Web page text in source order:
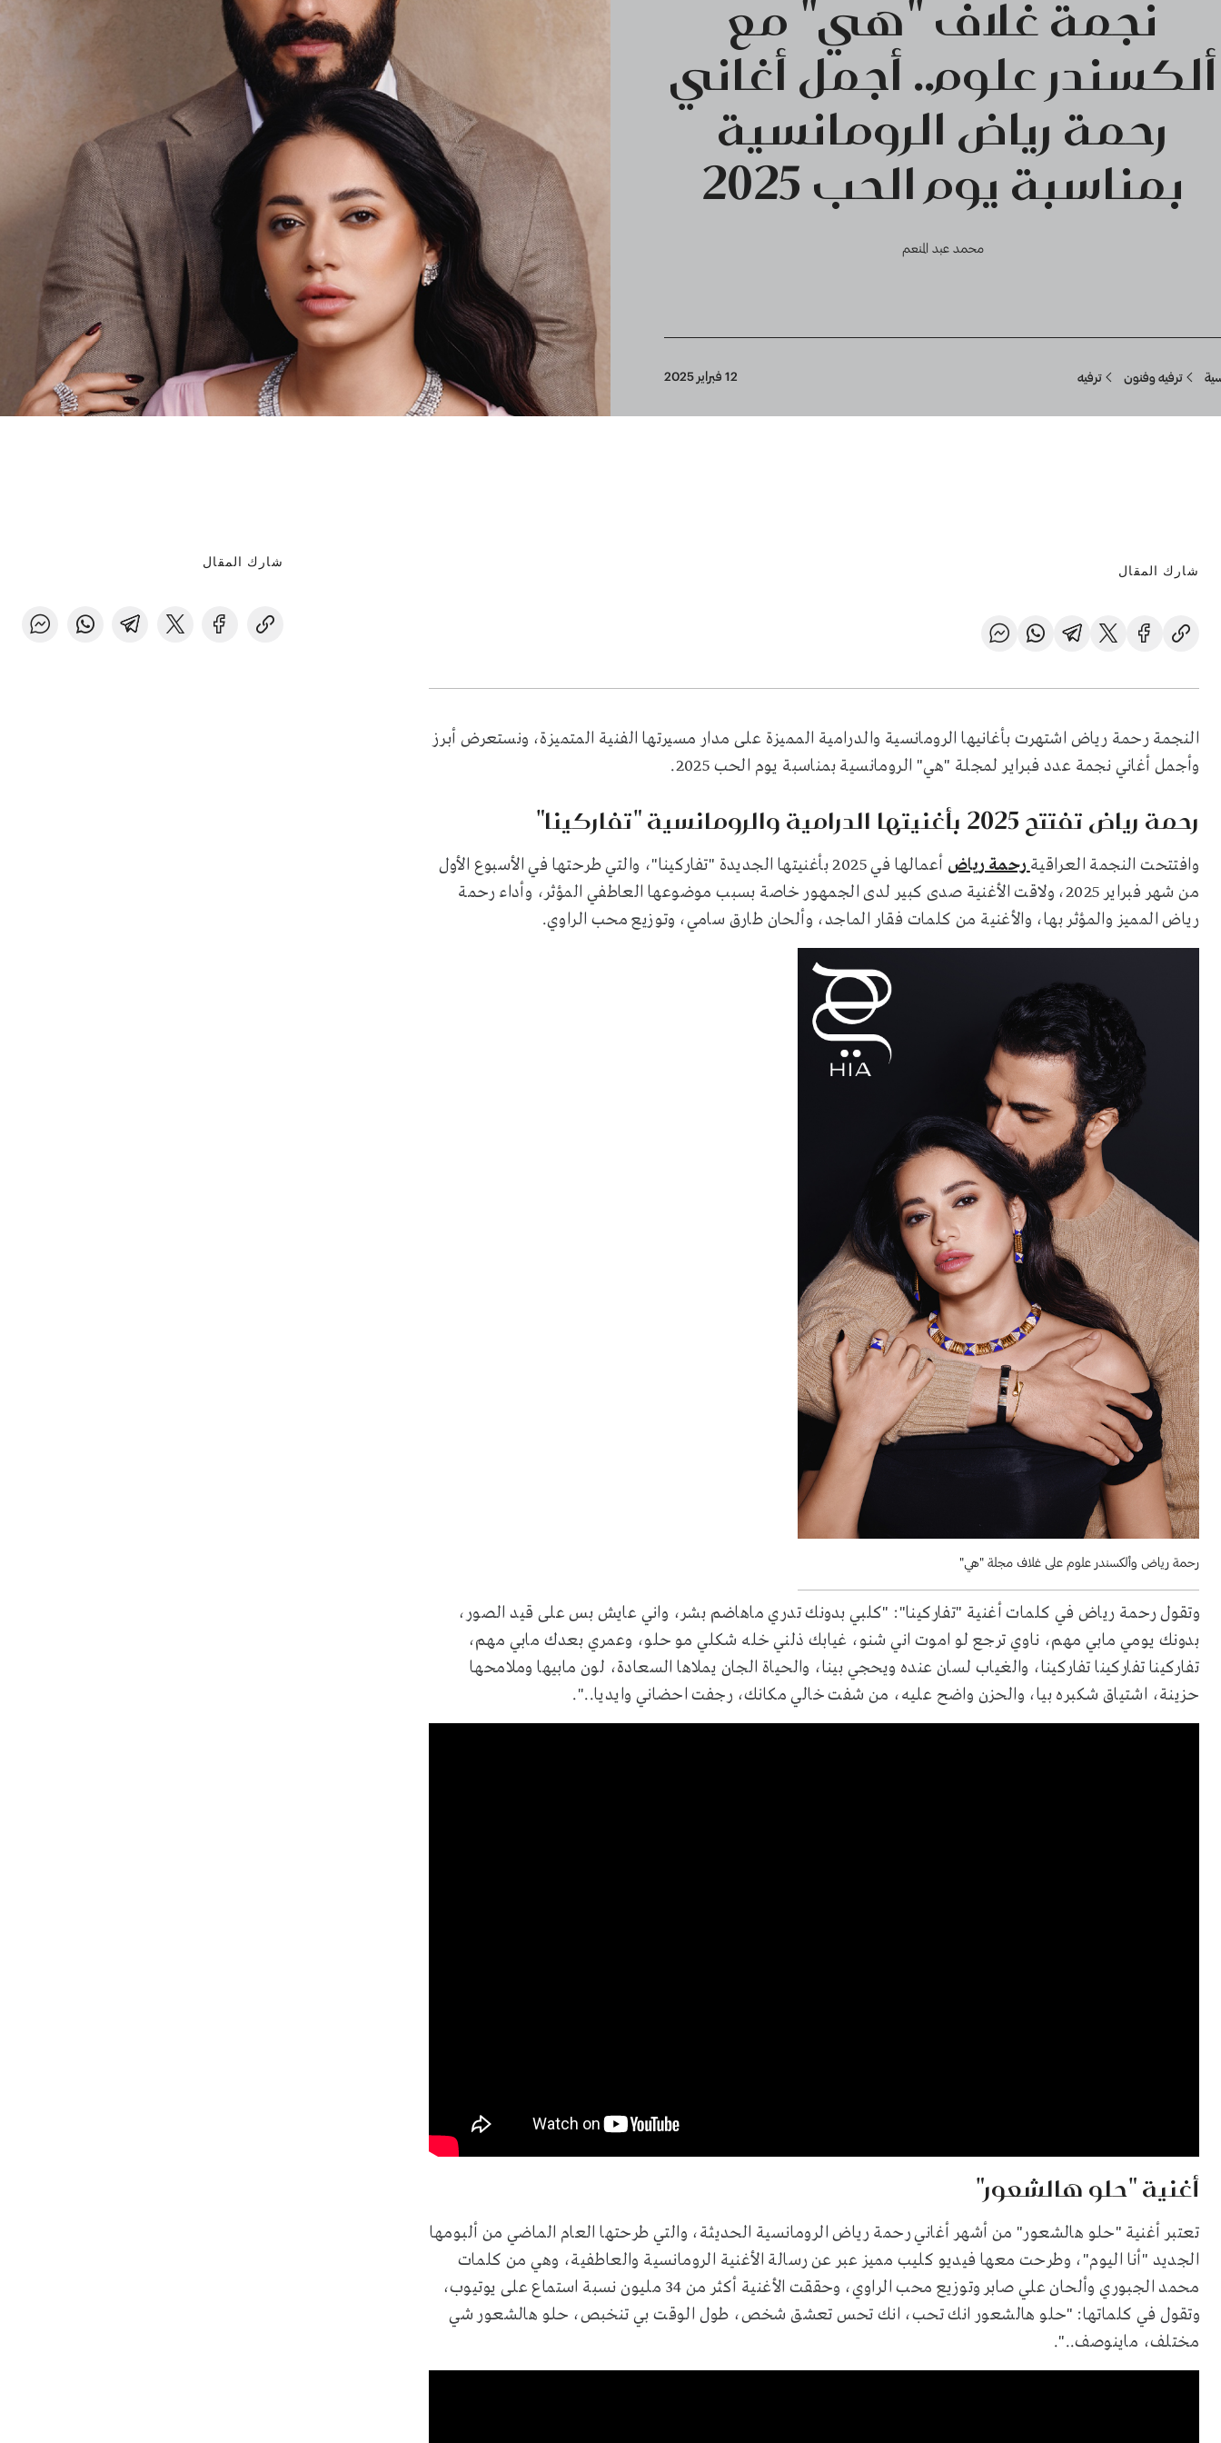
نجمة غلاف "هي" مع
ألكسندر علوم.. أجمل أغاني
رحمة رياض الرومانسية
بمناسبة يوم الحب 2025
محمد عبد المنعم
ترفيه وفنون ترفيه 12 فبراير 2025
شارك المقال
النجمة رحمة رياض اشتهرت بأغانيها الرومانسية والدرامية المميزة على مدار مسيرتها الفنية المتميزة، ونستعرض أبرز
وأجمل أغاني نجمة عدد فبراير لمجلة "هي" الرومانسية بمناسبة يوم الحب 2025.
رحمة رياض تفتتح 2025 بأغنيتها الدرامية والرومانسية "تفاركينا"
وافتتحت النجمة العراقيةرحمة رياض
أعمالها في 2025 بأغنيتها الجديدة "تفاركينا"، والتي طرحتها في الأسبوع الأول
من شهر فبراير 2025، ولاقت الأغنية صدى كبير لدى الجمهور خاصة بسبب موضوعها العاطفي المؤثر، وأداء رحمة
رياض المميز والمؤثر بها، والأغنية من كلمات فقار الماجد، وألحان طارق سامي، وتوزيع محب الراوي.
رحمة رياض وألكسندر علوم على غلاف مجلة "هي"
وتقول رحمة رياض في كلمات أغنية "تفاركينا": "كلبي بدونك تدري ماهاضم بشر، واني عايش بس على قيد الصور،
بدونك يومي مابي مهم، ناوي ترجع لو اموت اني شنو، غيابك ذلني خله شكلي مو حلو، وعمري بعدك مابي مهم،
تفاركينا تفاركينا تفاركينا، والغياب لسان عنده ويحجي بينا، والحياة الجان يملاها السعادة، لون مابيها وملامحها
حزينة، اشتياق شكبره بيا، والحزن واضح عليه، من شفت خالي مكانك، رجفت احضاني وايديا..".
أغنية "حلو هالشعور"
تعتبر أغنية "حلو هالشعور" من أشهر أغاني رحمة رياض الرومانسية الحديثة، والتي طرحتها العام الماضي من ألبومها
الجديد "أنا اليوم"، وطرحت معها فيديو كليب مميز عبر عن رسالة الأغنية الرومانسية والعاطفية، وهي من كلمات
محمد الجبوري وألحان علي صابر وتوزيع محب الراوي، وحققت الأغنية أكثر من 34 مليون نسبة استماع على يوتيوب،
وتقول في كلماتها: "حلو هالشعور انك تحب، انك تحس تعشق شخص، طول الوقت بي تنخبص، حلو هالشعور شي
مختلف، ماينوصف..".
شارك المقال